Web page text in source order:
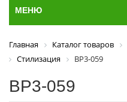
МЕНЮ
Главная Каталог товаров
Стилизация
ВР3-059
ВР3-059